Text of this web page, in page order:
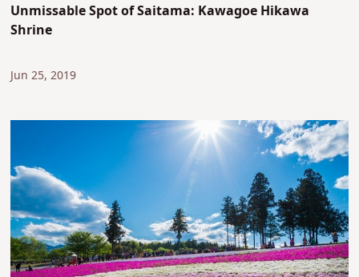
Unmissable Spot of Saitama: Kawagoe Hikawa
Shrine
Jun 25, 2019